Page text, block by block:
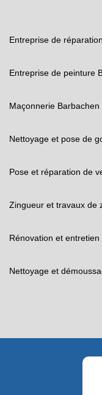
Entreprise de
Entreprise de peinture
Maçonnerie Barbachen
Nettoyage et pose de
Pose et réparation de
Zingueur et travaux de
Rénovation et
Nettoyage et